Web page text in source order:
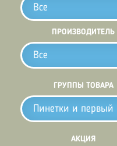
Все
ПРОИЗВОДИТЕЛЬ
Все
ГРУППЫ ТОВАРА
Пинетки и первый
АКЦИЯ